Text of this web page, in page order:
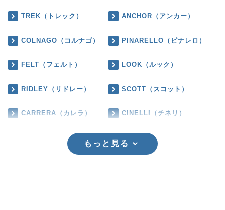
TREK（トレック） ANCHOR（アンカー）
COLNAGO（コルナゴ） PINARELLO（ピナレロ）
FELT（フェルト） LOOK（ルック）
RIDLEY（リドレー） SCOTT（スコット）
CARRERA（カレラ） CINELLI（チネリ）
もっと見る